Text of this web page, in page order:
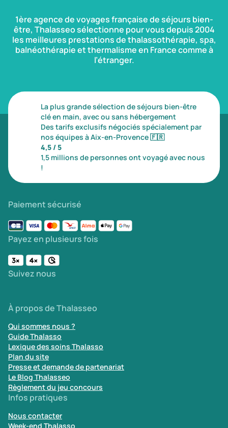
1ère agence de voyages française de séjours bien-
être, Thalasseo sélectionne pour vous depuis 2004
les meilleures prestations de thalassothérapie, spa,
balnéothérapie et thermalisme en France comme à
l’étranger.
La plus grande sélection de séjours bien-être
clé en main, avec ou sans hébergement
Des tarifs exclusifs négociés spécialement par
nos équipes à Aix-en-Provence🇫🇷
4,5 / 5
1,5 millions de personnes ont voyagé avec nous
!
Paiement sécurisé
Payez en plusieurs fois
Suivez nous
À propos de Thalasseo
Qui sommes nous ?
Guide Thalasso
Lexique des soins Thalasso
Plan du site
Presse et demande de partenariat
Le Blog Thalasseo
Règlement du jeu concours
Infos pratiques
Nous contacter
Week-end Thalasso